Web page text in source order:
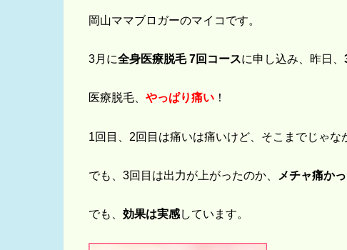
岡山ママブロガーのマイコです。
3月に全身医療脱毛 7回コースに申し込み、昨日、
医療脱毛、 やっぱり痛い ！
1回目、2回目は痛いは痛いけど、そこまでじゃな
でも、3回目は出力が上がったのか、 メチャ痛か
でも、 効果は実感しています。